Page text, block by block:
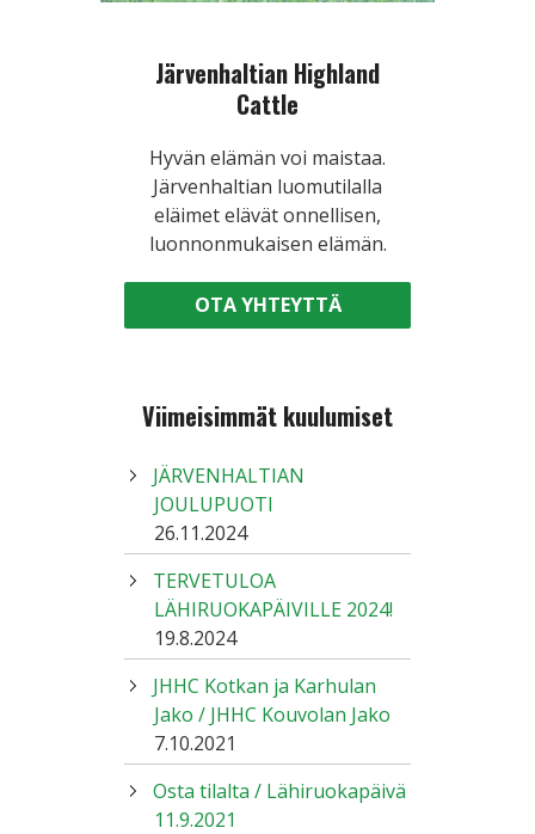
Järvenhaltian Highland
Cattle
Hyvän elämän voi maistaa.
Järvenhaltian luomutilalla
eläimet elävät onnellisen,
luonnonmukaisen elämän.
OTA YHTEYTTÄ
Viimeisimmät kuulumiset
JÄRVENHALTIAN
JOULUPUOTI
26.11.2024
TERVETULOA
LÄHIRUOKAPÄIVILLE 2024!
19.8.2024
JHHC Kotkan ja Karhulan
Jako / JHHC Kouvolan Jako
7.10.2021
Osta tilalta / Lähiruokapäivä
11.9.2021